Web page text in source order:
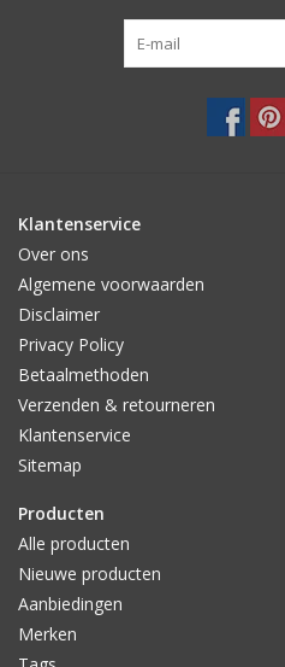
Klantenservice
Over ons
Algemene voorwaarden
Disclaimer
Privacy Policy
Betaalmethoden
Verzenden & retourneren
Klantenservice
Sitemap
Producten
Alle producten
Nieuwe producten
Aanbiedingen
Merken